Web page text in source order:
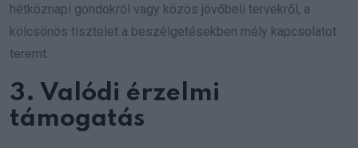
hétköznapi gondokról vagy közös jövőbeli tervekről, a
kölcsönös tisztelet a beszélgetésekben mély kapcsolatot
teremt.
3. Valódi érzelmi
támogatás